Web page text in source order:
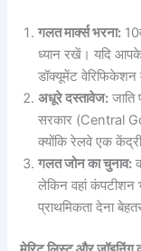
गलत मार्क्स भरना:
ध्यान रखें। यदि
डॉक्यूमेंट वेरिफिकेशन
अधूरे दस्तावेज:
सरकार (Central
क्योंकि रेलवे एक
गलत जोन का चुनाव:
लेकिन वहां कंपटीशन
प्राथमिकता देना